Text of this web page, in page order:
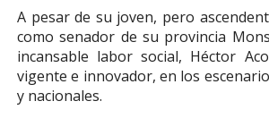
A pesar de su joven, pero
como senador de su provincia
incansable labor social, Héctor
vigente e innovador, en los
y nacionales.